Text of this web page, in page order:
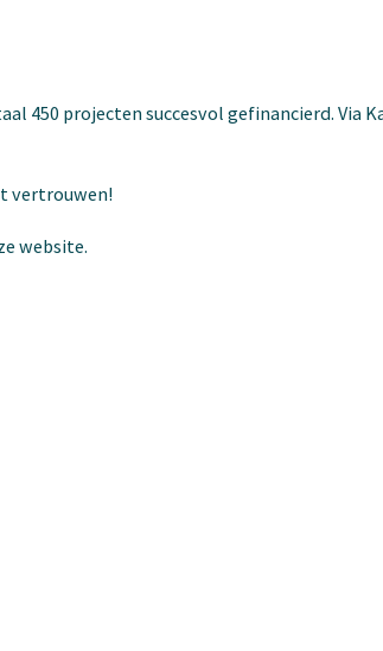
450 projecten succesvol gefinancierd. Via
vertrouwen!
website.